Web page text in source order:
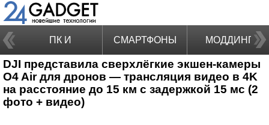
ПК И
НОУТБУКИ
СМАРТФОНЫ МОДДИНГ
DJI представила сверхлёгкие экшен-камеры
O4 Air для дронов — трансляция видео в 4K
на расстояние до 15 км с задержкой 15 мс (2
фото + видео)